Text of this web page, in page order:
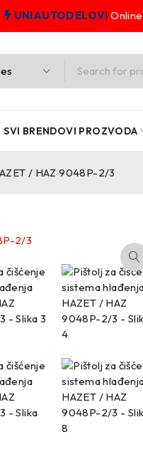
UNIAUTODELOVI
SVI BRENDOVI PROZVODA
/ HAZ 9048P-2/3